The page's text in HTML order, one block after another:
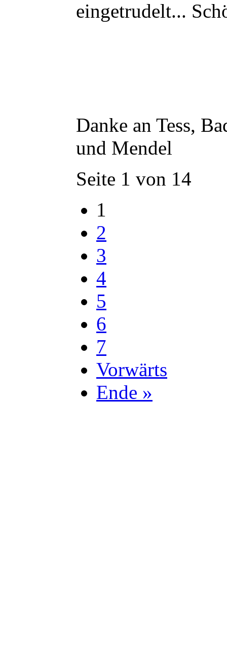
eingetrudelt...
Danke an Tess,
und Mendel
Seite 1 von 14
1
2
3
4
5
6
7
Vorwärts
Ende »